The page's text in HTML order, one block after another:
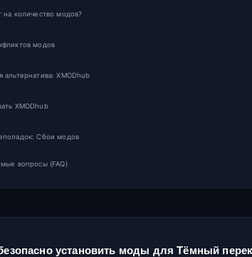
на количество модов?
модов
альтернатива: XMODhub
XMODhub
Сбои модов
вопросы (FAQ)
установить моды для Тёмный